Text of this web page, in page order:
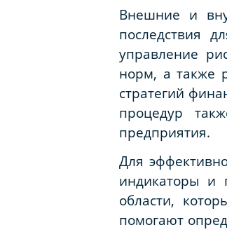
Внешние и
последствия
управление
норм, а также
стратегий
процедур
предприятия.
Для
индикаторы и
области,
помогают